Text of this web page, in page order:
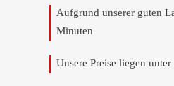
Aufgrund unserer guten
Minuten
Unsere Preise liegen